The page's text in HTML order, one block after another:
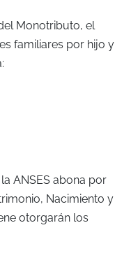
Monotributo, el
familiares por hijo y
ANSES abona por
Nacimiento y
otorgarán los